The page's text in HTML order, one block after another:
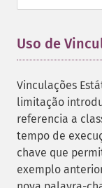
Uso de
Vinculações
limitação
referencia a
tempo de
chave que
exemplo